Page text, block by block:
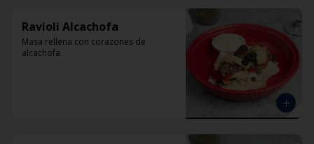
Ravioli Alcachofa
Masa rellena con corazones de
alcachofa